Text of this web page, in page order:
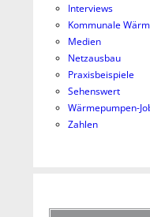
Interviews
Kommunale
Medien
Netzausbau
Praxisbeispiele
Sehenswert
Wärmepumpen-
Zahlen